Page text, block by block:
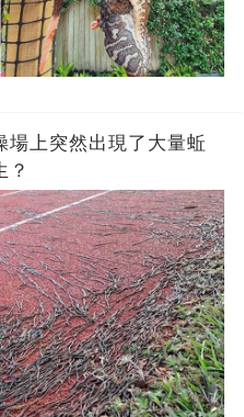
場上突然出現了大量蚯
？